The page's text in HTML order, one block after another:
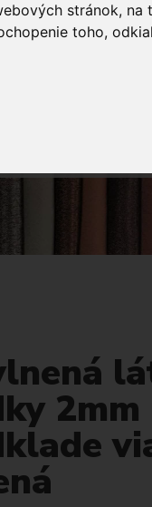
stránok, na
toho,
2mm